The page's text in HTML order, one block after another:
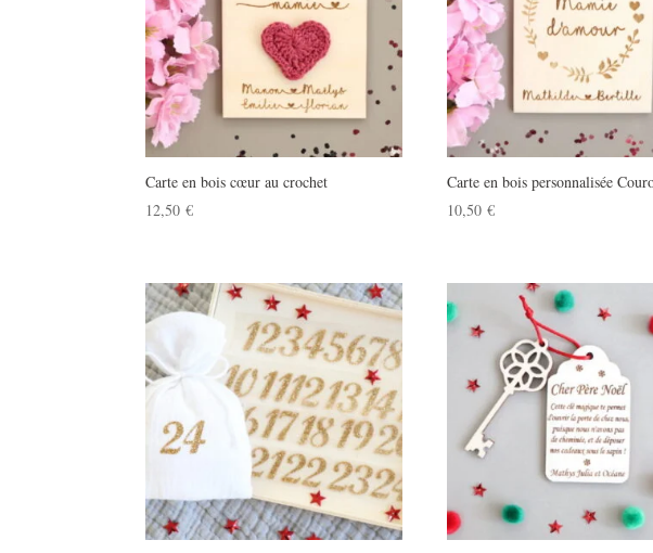
Carte en bois cœur au crochet
12,50€
Carte en bois personnalisée
10,50€